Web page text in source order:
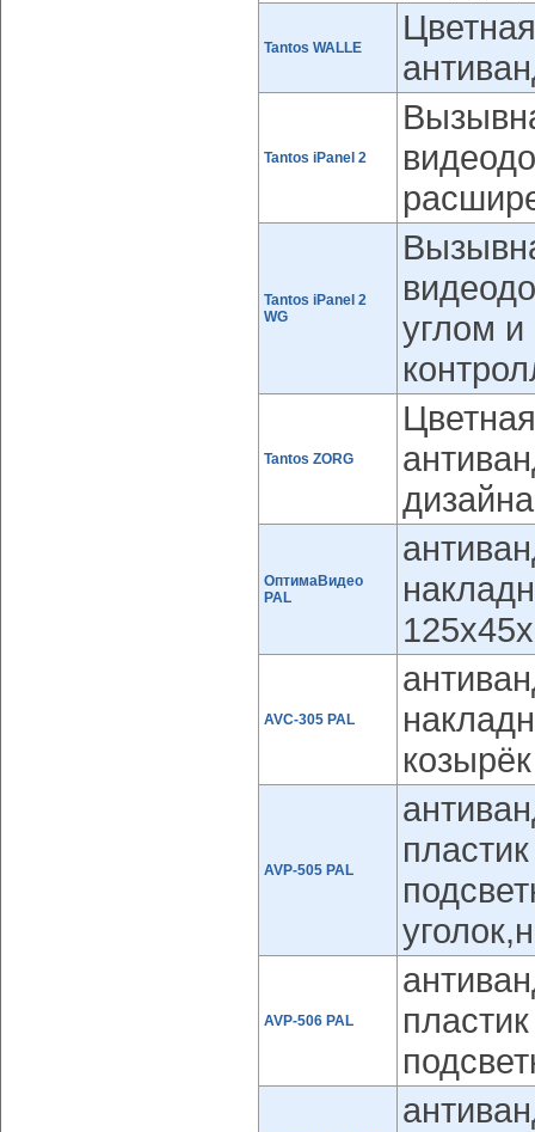
Tantos WALLE
Tantos iPanel 2
Tantos iPanel 2
WG
углом
Tantos ZORG
ОптимаВидео
PAL
AVC-305 PAL
козырёк
AVP-505 PAL
AVP-506 PAL